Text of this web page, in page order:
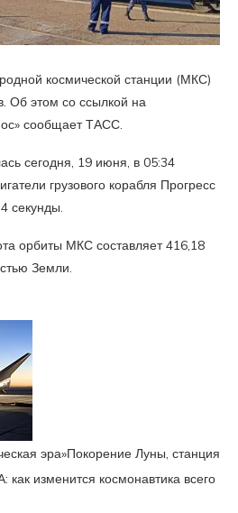
космической станции (МКС)
Об этом со ссылкой на
сообщает ТАСС.
сегодня, 19 июня, в 05:34
грузового корабля Прогресс
секунды.
орбиты МКС составляет 416,18
Земли.
эра»Покорение Луны, станция
изменится космонавтика всего